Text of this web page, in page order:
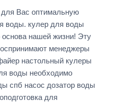
Вас оптимальную
воды. кулер для воды
нашей жизни! Эту
менеджеры
настольный кулеры
воды необходимо
спб насос дозатор воды
для